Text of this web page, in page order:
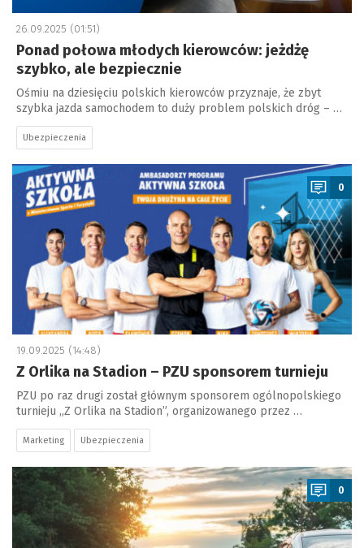
26.09.2025 (01:51)
Ponad połowa młodych kierowców: jeżdżę
szybko, ale bezpiecznie
Ośmiu na dziesięciu polskich kierowców przyznaje, że zbyt
szybka jazda samochodem to duży problem polskich dróg – …
Ubezpieczenia
a
0
19.09.2025 (14:48)
Z Orlika na Stadion – PZU sponsorem turnieju
PZU po raz drugi został głównym sponsorem ogólnopolskiego
turnieju „Z Orlika na Stadion”, organizowanego przez …
Marketing Ubezpieczenia
a
0